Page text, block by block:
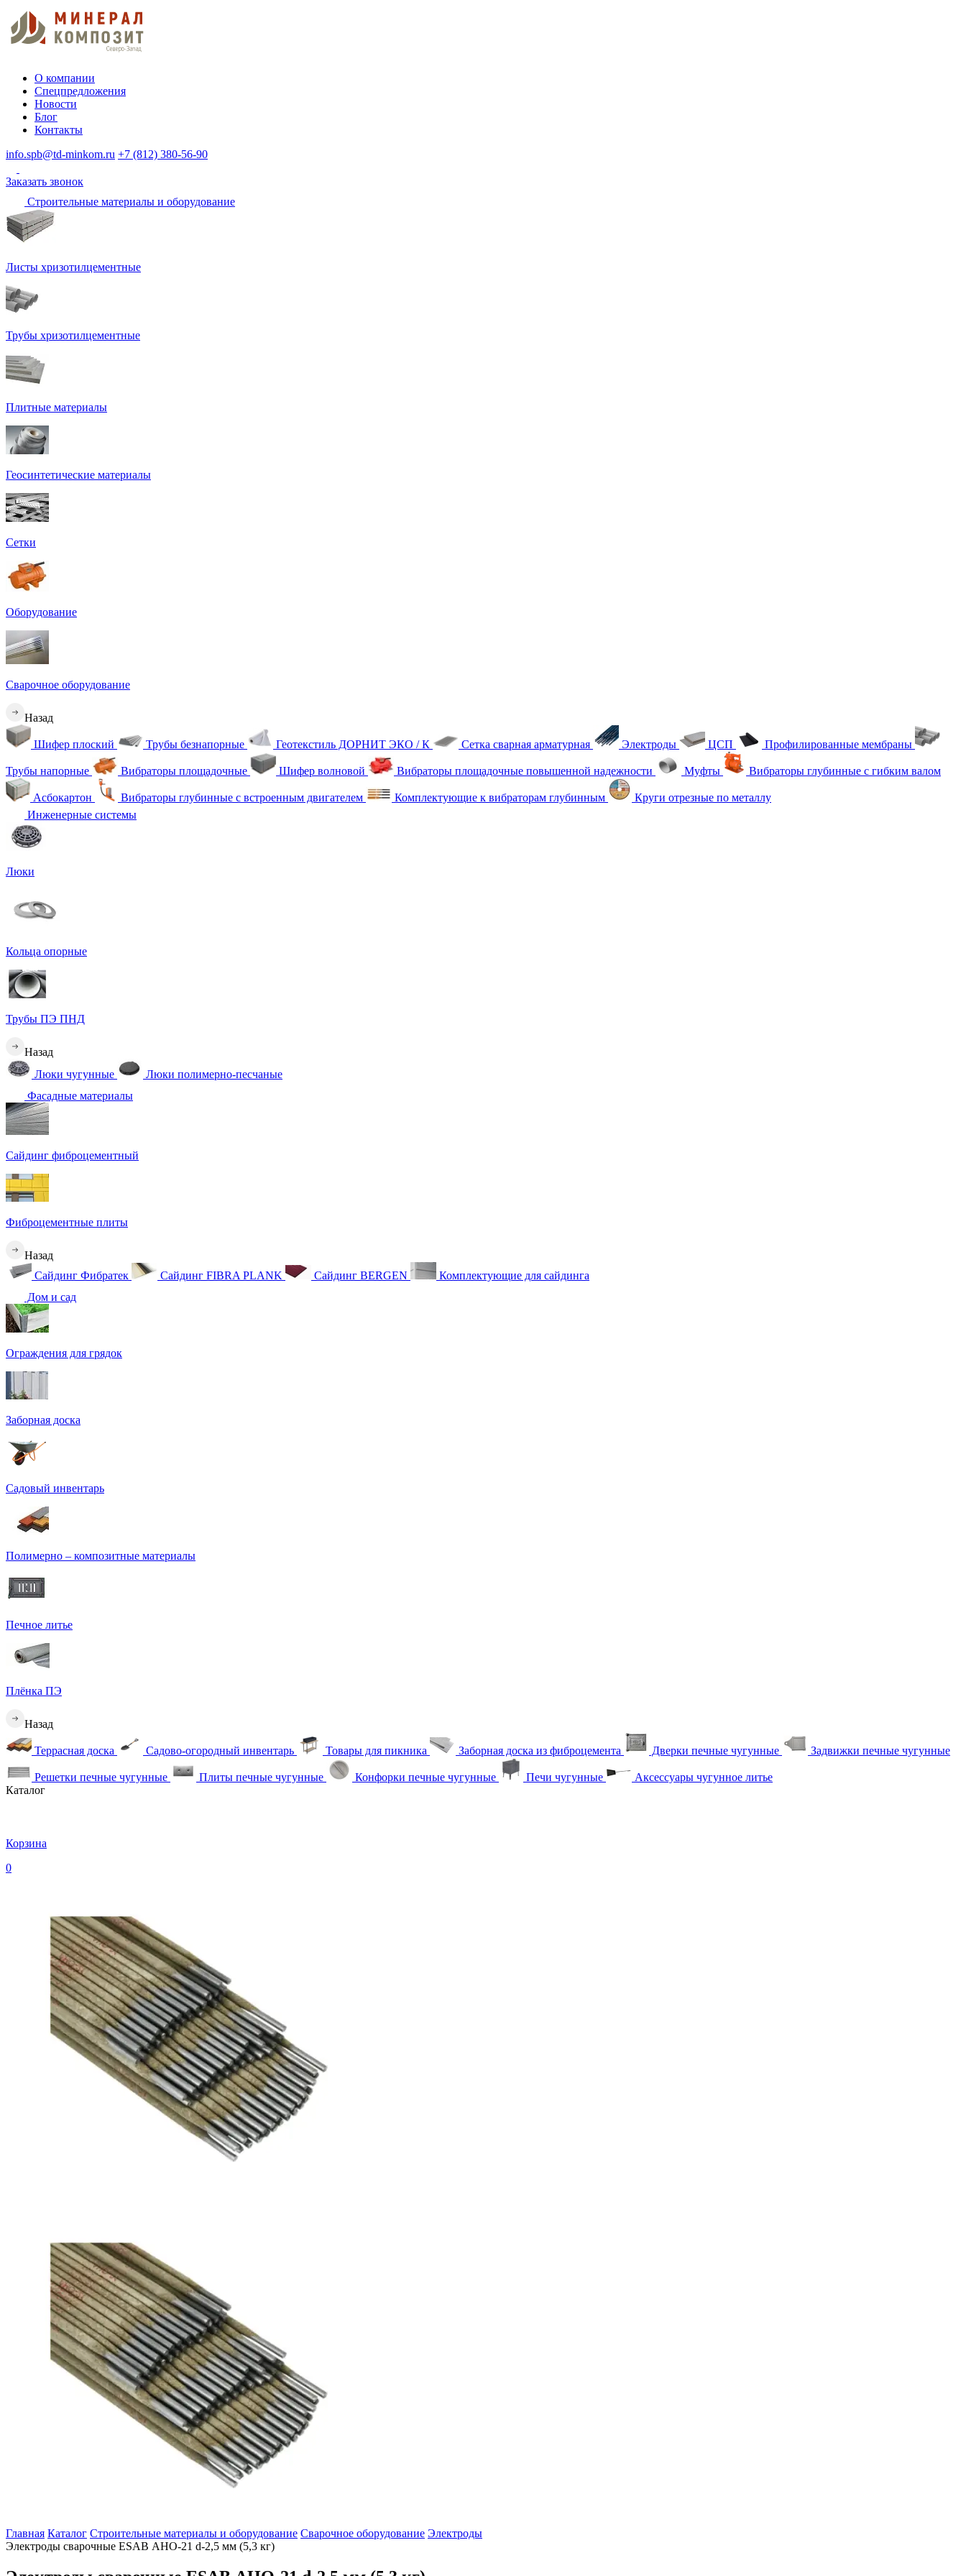
О компании
Спецпредложения
Новости
Блог
Контакты
info.spb@td-minkom.ru +7 (812) 380-56-90
Заказать звонок
Строительные материалы и оборудование
Листы хризотилцементные
Трубы хризотилцементные
Плитные материалы
Геосинтетические материалы
Сетки
Оборудование
Сварочное оборудование
Назад
Шифер плоский Трубы безнапорные Геотекстиль ДОРНИТ ЭКО / К Сетка сварная арматурная Электроды ЦСП Профилированные мембраны
Трубы напорные Вибраторы площадочные Шифер волновой Вибраторы площадочные повышенной надежности Муфты Вибраторы глубинные с гибким валом
Асбокартон Вибраторы глубинные с встроенным двигателем Комплектующие к вибраторам глубинным
Круги отрезные по металлу
Инженерные системы
Люки
Кольца опорные
Трубы ПЭ ПНД
Назад
Люки чугунные
Люки полимерно-песчаные
Фасадные материалы
Сайдинг фиброцементный
Фиброцементные плиты
Назад
Сайдинг Фибратек
Сайдинг FIBRA PLANK Сайдинг BERGEN
Комплектующие для сайдинга
Дом и сад
Ограждения для грядок
Заборная доска
Садовый инвентарь
Полимерно – композитные материалы
Печное литье
Плёнка ПЭ
Назад
Террасная доска Садово-огородный инвентарь Товары для пикника Заборная доска из фиброцемента Дверки печные чугунные Задвижки печные чугунные
Решетки печные чугунные Плиты печные чугунные Конфорки печные чугунные Печи чугунные
Аксессуары чугунное литье
Каталог
Корзина
0
Главная Каталог Строительные материалы и оборудование Сварочное оборудование Электроды
Электроды сварочные ESAB АНО-21 d-2,5 мм (5,3 кг)